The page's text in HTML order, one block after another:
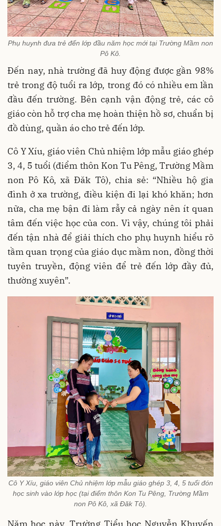
Phụ huynh đưa trẻ đến lớp đầu năm học mới tại Trường Mầm non
Pô Kô.
Đến nay, nhà trường đã huy động được gần 98%
trẻ trong độ tuổi ra lớp, trong đó có nhiều em lần
đầu đến trường. Bên cạnh vận động trẻ, các cô
giáo còn hỗ trợ cha mẹ hoàn thiện hồ sơ, chuẩn bị
đồ dùng, quần áo cho trẻ đến lớp.
Cô Y Xíu, giáo viên Chủ nhiệm lớp mẫu giáo ghép
3, 4, 5 tuổi (điểm thôn Kon Tu Pêng, Trường Mầm
non Pô Kô, xã Đăk Tô), chia sẻ: “Nhiều hộ gia
đình ở xa trường, điều kiện đi lại khó khăn; hơn
nữa, cha mẹ bận đi làm rẫy cả ngày nên ít quan
tâm đến việc học của con. Vì vậy, chúng tôi phải
đến tận nhà để giải thích cho phụ huynh hiểu rõ
tầm quan trọng của giáo dục mầm non, đồng thời
tuyên truyền, động viên để trẻ đến lớp đầy đủ,
thường xuyên”.
Cô Y Xíu, giáo viên Chủ nhiệm lớp mẫu giáo ghép 3, 4, 5 tuổi đón
học sinh vào lớp học (tại điểm thôn Kon Tu Pêng, Trường Mầm
non Pô Kô, xã Đăk Tô).